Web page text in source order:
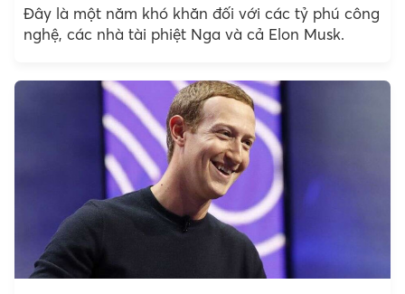
Đây là một năm khó khăn đối với các tỷ phú công
nghệ, các nhà tài phiệt Nga và cả Elon Musk.